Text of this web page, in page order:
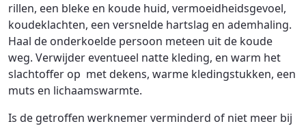
rillen, een bleke en koude huid, vermoeidheidsgevoel,
koudeklachten, een versnelde hartslag en ademhaling.
Haal de onderkoelde persoon meteen uit de koude
weg. Verwijder eventueel natte kleding, en warm het
slachtoffer op met dekens, warme kledingstukken, een
muts en lichaamswarmte.
Is de getroffen werknemer verminderd of niet meer bij